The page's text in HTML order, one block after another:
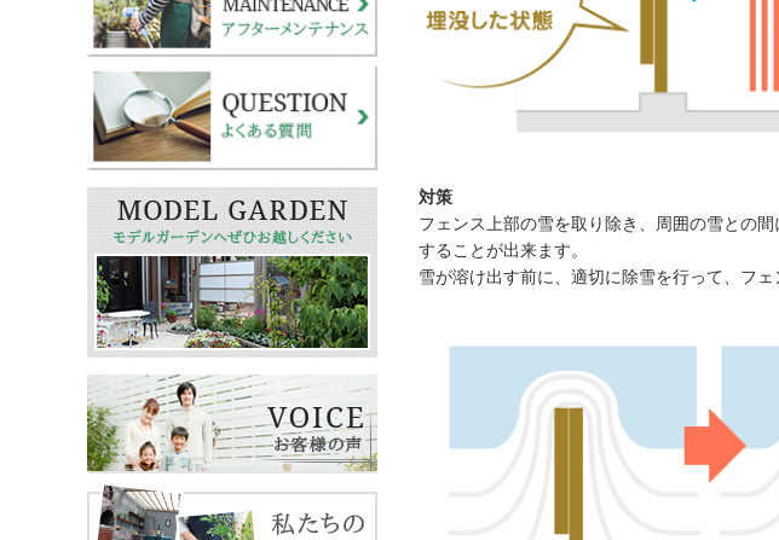
対策
フェンス上部の雪を取り除き、周囲の雪との
することが出来ます。
雪が溶け出す前に、適切に除雪を行って、フェ